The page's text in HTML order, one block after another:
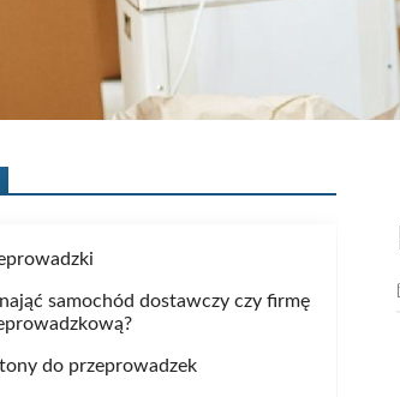
samochód dostawczy czy firmę
do przeprowadzek